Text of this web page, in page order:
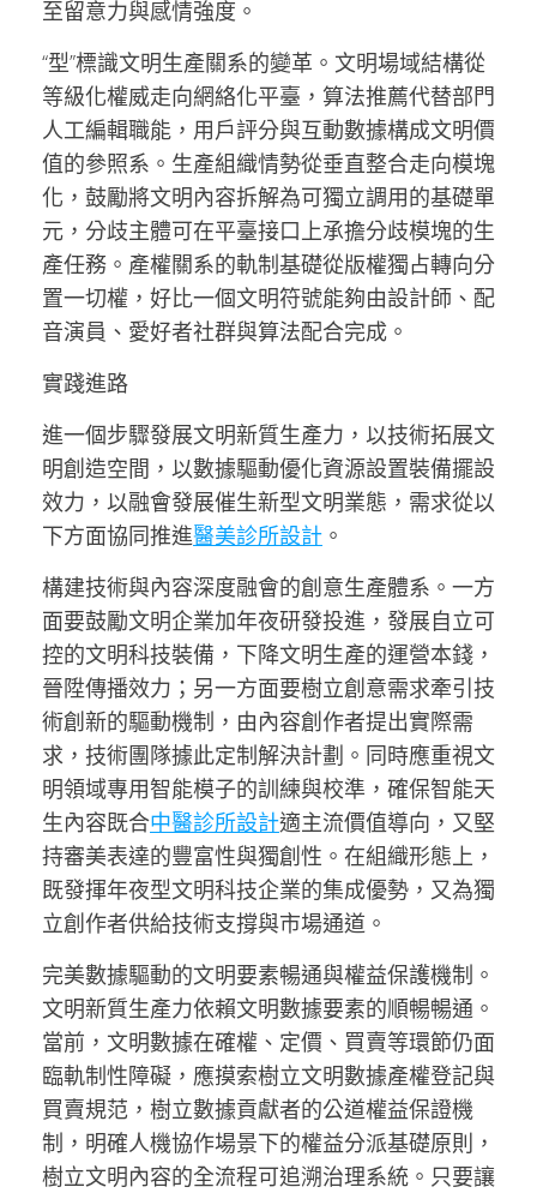
至留意力與感情強度。
“型”標識文明生產關系的變革。文明場域結構從
等級化權威走向網絡化平臺，算法推薦代替部門
人工編輯職能，用戶評分與互動數據構成文明價
值的參照系。生產組織情勢從垂直整合走向模塊
化，鼓勵將文明內容拆解為可獨立調用的基礎單
元，分歧主體可在平臺接口上承擔分歧模塊的生
產任務。產權關系的軌制基礎從版權獨占轉向分
置一切權，好比一個文明符號能夠由設計師、配
音演員、愛好者社群與算法配合完成。
實踐進路
進一個步驟發展文明新質生產力，以技術拓展文
明創造空間，以數據驅動優化資源設置裝備擺設
效力，以融會發展催生新型文明業態，需求從以
下方面協同推進醫美診所設計 。
構建技術與內容深度融會的創意生產體系。一方
面要鼓勵文明企業加年夜研發投進，發展自立可
控的文明科技裝備，下降文明生產的運營本錢，
晉陞傳播效力；另一方面要樹立創意需求牽引技
術創新的驅動機制，由內容創作者提出實際需
求，技術團隊據此定制解決計劃。同時應重視文
明領域專用智能模子的訓練與校準，確保智能天
生內容既合中醫診所設計適主流價值導向，又堅
持審美表達的豐富性與獨創性。在組織形態上，
既發揮年夜型文明科技企業的集成優勢，又為獨
立創作者供給技術支撐與市場通道。
完美數據驅動的文明要素暢通與權益保護機制。
文明新質生產力依賴文明數據要素的順暢暢通。
當前，文明數據在確權、定價、買賣等環節仍面
臨軌制性障礙，應摸索樹立文明數據產權登記與
買賣規范，樹立數據貢獻者的公道權益保證機
制，明確人機協作場景下的權益分派基礎原則，
樹立文明內容的全流程可追溯治理系統。只要讓